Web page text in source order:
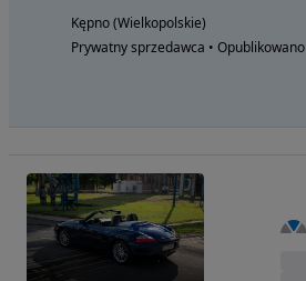
Kępno (Wielkopolskie)
Prywatny sprzedawca • Opublikowano